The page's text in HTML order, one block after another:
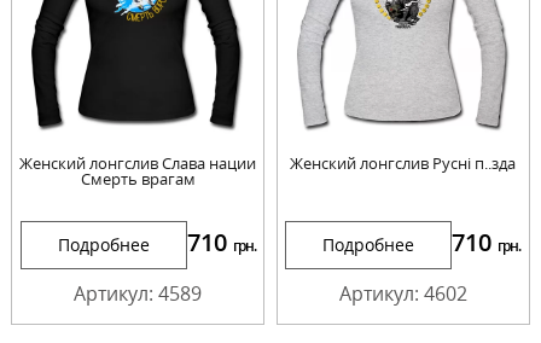
Женский лонгслив Слава нации
Смерть врагам
Подробнее 710 грн.
Артикул: 4589
Женский лонгслив Русні п..зда
Подробнее 710 грн.
Артикул: 4602